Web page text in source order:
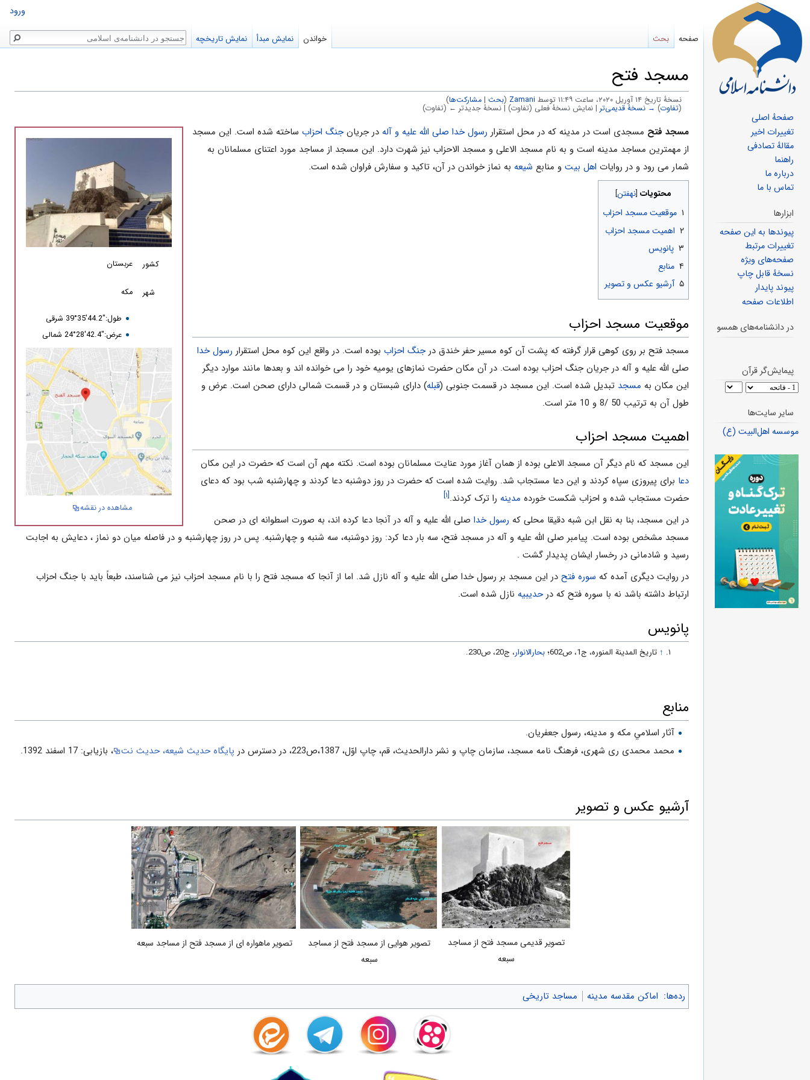
مسجد فتح
نسخهٔ تاریخ ‏۱۴ آوریل ۲۰۲۰، ساعت ۱۱:۴۹ توسط Zamani
(بحث |مشارکت‌ها)
(تفاوت) → نسخهٔ قدیمی‌تر| نمایش نسخهٔ فعلی (تفاوت) | نسخهٔ جدیدتر ← (تفاوت)
پرش
به
ناوبری
پرش
به
جستجو
کشور عربستان
شهر مکه
طول:"44.2'35°39 شرقی
عرض:"42.4'28°24 شمالی
مشاهده در نقشه
مسجد فتح مسجدی است در مدینه که در محل استقرار رسول خدا صلی الله علیه و آله در جریانجنگ احزاب ساخته شده است. این مسجد
از مهمترین مساجد مدینه است و به نام مسجد الاعلی و مسجد الاحزاب نیز شهرت دارد. این مسجد از مساجد مورد اعتنای مسلمانان به
شمار می رود و در روایات اهل بیت و منابع شیعه به نماز خواندن در آن، تاکید و سفارش فراوان شده است.
محتویات
۱ موقعیت مسجد احزاب
۲ اهمیت مسجد احزاب
۳ پانویس
۴ منابع
۵ آرشیو عکس و تصویر
موقعیت مسجد احزاب
مسجد فتح بر روی کوهی قرار گرفته که پشت آن کوه مسیر حفر خندق درجنگ احزاب بوده است. در واقع این کوه محل استقرار رسول خدا
صلی الله علیه و آله در جریان جنگ احزاب بوده است. در آن مکان حضرت نمازهای یومیه خود را می خوانده اند و بعدها مانند موارد دیگر
این مکان به مسجد تبدیل شده است. این مسجد در قسمت جنوبی (قبله) دارای شبستان و در قسمت شمالی دارای صحن است. عرض و
طول آن به ترتیب 50 /8 و 10 متر است.
اهمیت مسجد احزاب
این مسجد که نام دیگر آن مسجد الاعلی بوده از همان آغاز مورد عنایت مسلمانان بوده است. نکته مهم آن است که حضرت در این مکان
دعا برای پیروزی سپاه کردند و این دعا مستجاب شد. روایت شده است که حضرت در روز دوشنبه دعا کردند و چهارشنبه شب بود که دعای
حضرت مستجاب شده و احزاب شکست خورده مدینه را ترک کردند.[۱]
در این مسجد، بنا به نقل ابن شبه دقیقا محلی که رسول خدا صلی الله علیه و آله در آنجا دعا کرده اند، به صورت اسطوانه ای در صحن
مسجد مشخص بوده است. پيامبر صلى الله عليه و آله در مسجد فتح، سه بار دعا كرد: روز دوشنبه، سه شنبه و چهارشنبه. پس در روز چهارشنبه و در فاصله ميان دو نماز ، دعايش به اجابت
رسيد و شادمانى در رخسار ايشان پديدار گشت .
در روایت دیگری آمده که سوره فتح در این مسجد بر رسول خدا صلی الله علیه و آله نازل شد. اما از آنجا که مسجد فتح را با نام مسجد احزاب نیز می شناسند، طبعاً باید با جنگ احزاب
ارتباط داشته باشد نه با سوره فتح که درحدیبیه نازل شده است.
پانویس
↑ تاریخ المدینة المنوره، ج1، ص602؛ بحارالانوار، ج20، ص230.
منابع
آثار اسلامي مکه و مدينه، رسول جعفریان.
محمد محمدی ری شهری، فرهنگ نامه مسجد، سازمان چاپ و نشر دارالحدیث، قم، چاپ اوّل، 1387،ص223، در دسترس در
پایگاه حدیث شیعه، حدیث نت ، بازیابی: 17 اسفند 1392.
آرشیو عکس و تصویر
تصویر قدیمی مسجد فتح از مساجد
سبعه
تصویر هوایی از مسجد فتح از مساجد
سبعه
تصویر ماهواره ای از مسجد فتح از مساجد سبعه
رده‌ها: اماکن مقدسه مدینه مساجد تاریخی
ورود
صفحه بحث خواندن نمایش مبدأ نمایش تاریخچه جستجو
صفحهٔ اصلی
تغییرات اخیر
مقالهٔ تصادفی
راهنما
درباره ما
تماس با ما
ابزارها
پیوندها به این صفحه
تغییرات مرتبط
صفحه‌های ویژه
نسخهٔ قابل چاپ
پیوند پایدار
اطلاعات صفحه
در دانشنامه‌های همسو
پیمایش‌گر قرآن
سایر سایت‌ها
موسسه اهل‌البیت (ع)